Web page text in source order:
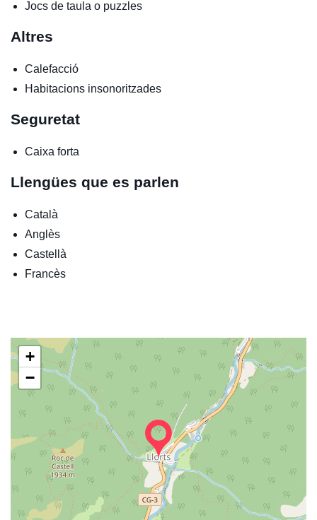
Jocs de taula o puzzles
Altres
Calefacció
Habitacions insonoritzades
Seguretat
Caixa forta
Llengües que es parlen
Català
Anglès
Castellà
Francès
+
−